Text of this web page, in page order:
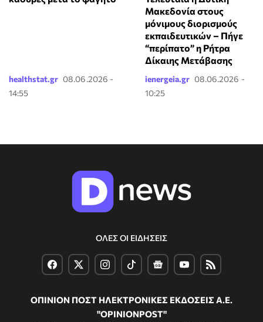
healthstat.gr 08.06.2026 -
14:55
Μακεδονία στους
μόνιμους διορισμούς
εκπαιδευτικών – Πήγε
“περίπατο” η Ρήτρα
Δίκαιης Μετάβασης
ienergeia.gr 08.06.2026 -
10:25
ΟΛΕΣ ΟΙ ΕΙΔΗΣΕΙΣ
ΟΠΙΝΙΟΝ ΠΟΣΤ ΗΛΕΚΤΡΟΝΙΚΕΣ ΕΚΔΟΣΕΙΣ Α.Ε.
"OPINIONPOST"